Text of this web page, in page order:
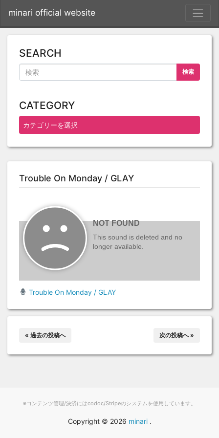
minari official website
Trouble On Monday / GLAY
Trouble On Monday / GLAY
« 過去の投稿へ 次の投稿へ »
SEARCH
検索
CATEGORY
※コンテンツ管理/決済にはcodoc/Stripeのシステムを使用しています。
Copyright © 2026 minari.